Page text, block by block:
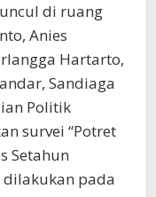
di ruang
Anies
Hartarto,
Sandiaga
Politik
survei “Potret
Setahun
dilakukan pada